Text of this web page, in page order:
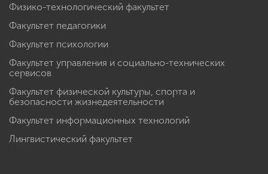
Физико-технологический факультет
Факультет педагогики
Факультет психологии
Факультет управления и социально-технических
сервисов
Факультет физической культуры, спорта и
безопасности жизнедеятельности
Факультет информационных технологий
Лингвистический факультет